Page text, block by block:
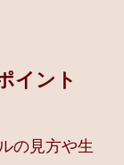
イント
の見方や生